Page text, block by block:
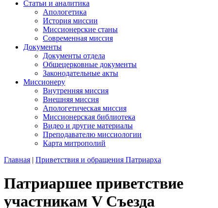
Статьи и аналитика
Апологетика
История миссии
Миссионерские станы
Современная миссия
Документы
Документы отдела
Общецерковные документы
Законодательные акты
Миссионеру
Внутренняя миссия
Внешняя миссия
Апологетическая миссия
Миссионерская библиотека
Видео и другие материалы
Преподавателю миссиологии
Карта митрополий
Главная | Приветствия и обращения Патриарха
Патриаршее приветствие
участникам V Съезда